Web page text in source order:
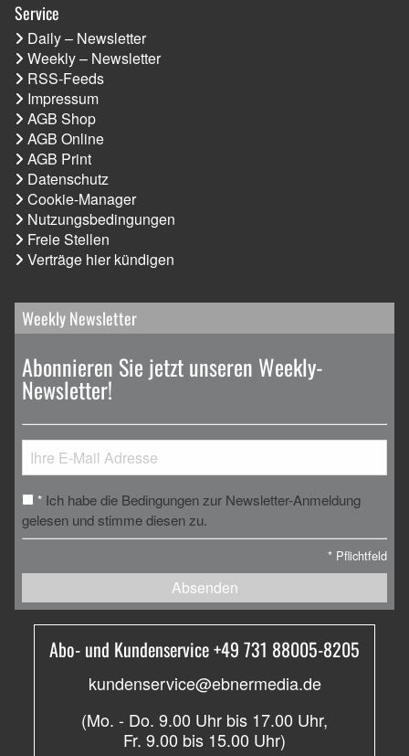
Service
Daily – Newsletter
Weekly – Newsletter
RSS-Feeds
Impressum
AGB Shop
AGB Online
AGB Print
Datenschutz
Cookie-Manager
Nutzungsbedingungen
Freie Stellen
Verträge hier kündigen
Weekly Newsletter
Abonnieren Sie jetzt unseren Weekly-
Newsletter!
* Ich habe die Bedingungen zur Newsletter-Anmeldung
gelesen und stimme diesen zu.
* Pflichtfeld
Absenden
Abo- und Kundenservice +49 731 88005-8205
kundenservice@ebnermedia.de
(Mo. - Do. 9.00 Uhr bis 17.00 Uhr,
Fr. 9.00 bis 15.00 Uhr)